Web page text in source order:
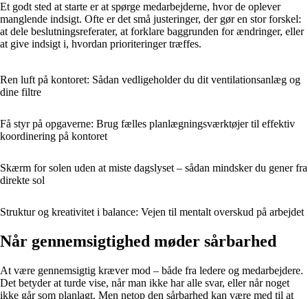
Et godt sted at starte er at spørge medarbejderne, hvor de oplever
manglende indsigt. Ofte er det små justeringer, der gør en stor forskel:
at dele beslutningsreferater, at forklare baggrunden for ændringer, eller
at give indsigt i, hvordan prioriteringer træffes.
Ren luft på kontoret: Sådan vedligeholder du dit ventilationsanlæg og
dine filtre
Få styr på opgaverne: Brug fælles planlægningsværktøjer til effektiv
koordinering på kontoret
Skærm for solen uden at miste dagslyset – sådan mindsker du gener fra
direkte sol
Struktur og kreativitet i balance: Vejen til mentalt overskud på arbejdet
Når gennemsigtighed møder sårbarhed
At være gennemsigtig kræver mod – både fra ledere og medarbejdere.
Det betyder at turde vise, når man ikke har alle svar, eller når noget
ikke går som planlagt. Men netop den sårbarhed kan være med til at